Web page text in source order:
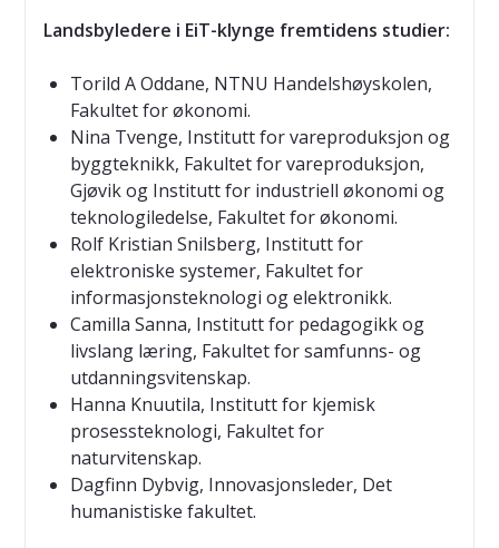
Landsbyledere i EiT-klynge fremtidens studier:
Torild A Oddane, NTNU Handelshøyskolen,
Fakultet for økonomi.
Nina Tvenge, Institutt for vareproduksjon og
byggteknikk, Fakultet for vareproduksjon,
Gjøvik og Institutt for industriell økonomi og
teknologiledelse, Fakultet for økonomi.
Rolf Kristian Snilsberg, Institutt for
elektroniske systemer, Fakultet for
informasjonsteknologi og elektronikk.
Camilla Sanna, Institutt for pedagogikk og
livslang læring, Fakultet for samfunns- og
utdanningsvitenskap.
Hanna Knuutila, Institutt for kjemisk
prosessteknologi, Fakultet for
naturvitenskap.
Dagfinn Dybvig, Innovasjonsleder, Det
humanistiske fakultet.